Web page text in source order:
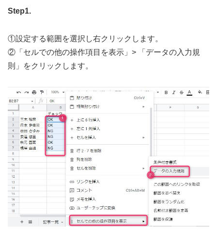
Step1.
①設定する範囲を選択し右クリックします。
②「セルでの他の操作項目を表示」> 「データの入力規
則」をクリックします。